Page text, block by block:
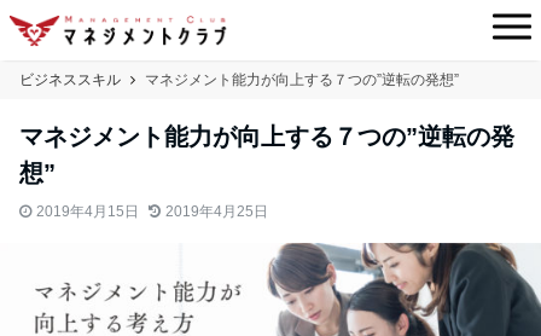
ビジネススキル マネジメント能力が向上する７つの”逆転の発想”
マネジメント能力が向上する７つの”逆転の発
想”
2019年4月15日 2019年4月25日